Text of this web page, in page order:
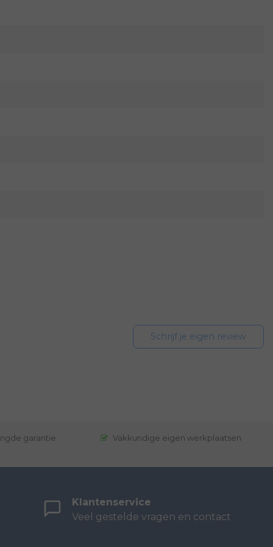
Schrijf je eigen review
garantie Vakkundige eigen werkplaatsen
Klantenservice
Veel gestelde vragen en contact